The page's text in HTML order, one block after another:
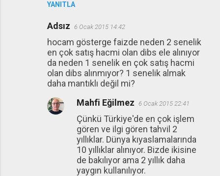
YANITLA
Adsız 6 Ocak 2015 14:42
hocam gösterge faizde neden 2 senelik
en çok satış hacmi olan dibs ele alınıyor
da neden 1 senelik en çok satış hacmi
olan dibs alınmıyor? 1 senelik almak
daha mantıklı değil mi?
Mahfi Eğilmez 6 Ocak 2015 22:41
Çünkü Türkiye'de en çok işlem
gören ve ilgi gören tahvil 2
yıllıklar. Dünya kıyaslamalarında
10 yıllıklar alınıyor. Bizde ikisine
de bakılıyor ama 2 yıllık daha
yaygın kullanılıyor.